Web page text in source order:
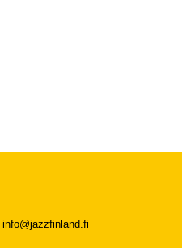
info@jazzfinland.fi